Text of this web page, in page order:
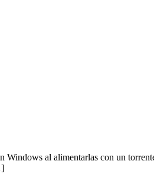
Windows al alimentarlas con un